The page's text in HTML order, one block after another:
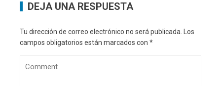
DEJA UNA RESPUESTA
Tu dirección de correo electrónico no será publicada. Los
campos obligatorios están marcados con *